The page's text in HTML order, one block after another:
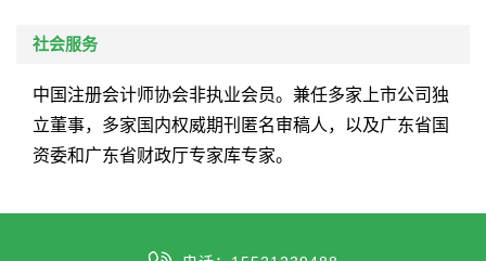
社会服务
中国注册会计师协会非执业会员。兼任多家上市公司独
立董事，多家国内权威期刊匿名审稿人，以及广东省国
资委和广东省财政厅专家库专家。